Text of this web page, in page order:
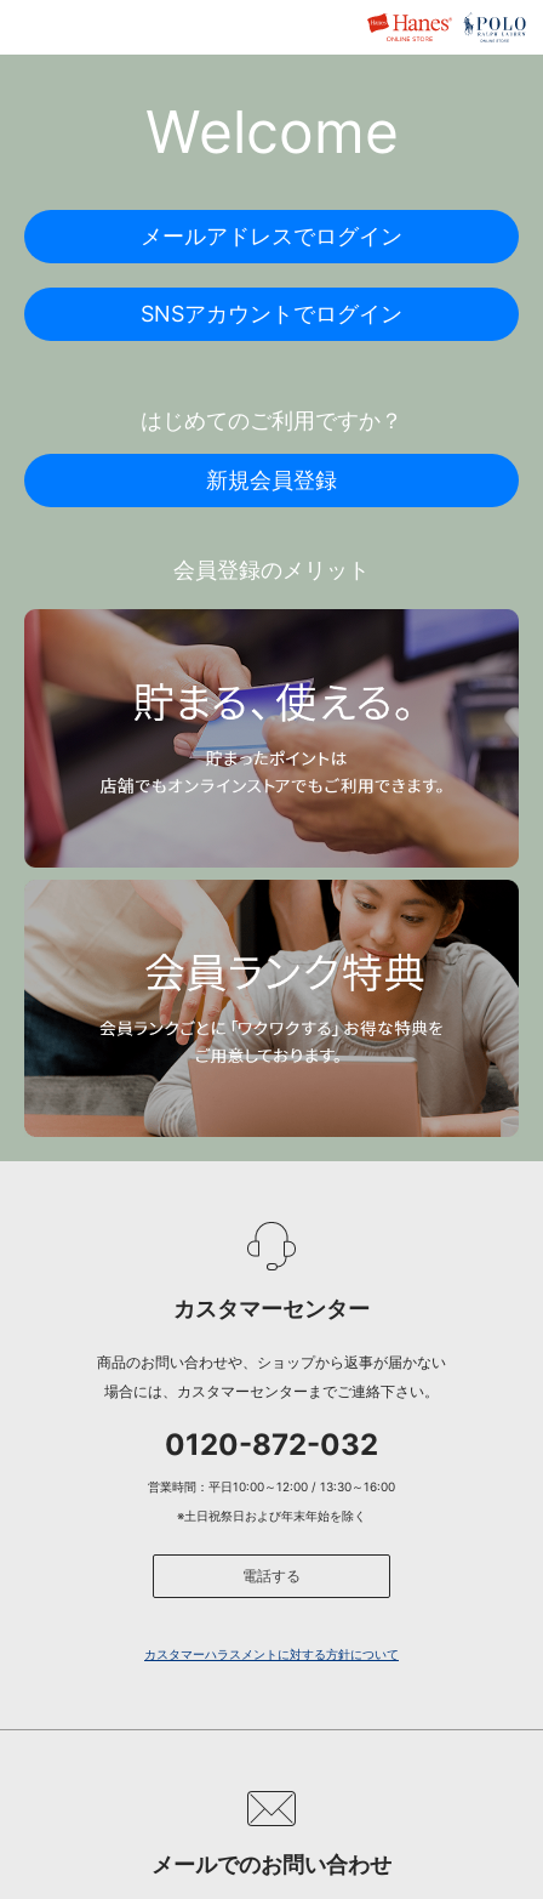
Welcome
メールアドレスでログイン
SNSアカウントでログイン
はじめてのご利用ですか？
新規会員登録
会員登録のメリット
カスタマーセンター
商品のお問い合わせや、ショップから返事が届かない
場合には、カスタマーセンターまでご連絡下さい。
0120-872-032
営業時間：平日10:00～12:00 / 13:30～16:00
※土日祝祭日および年末年始を除く
電話する
カスタマーハラスメントに対する方針について
メールでのお問い合わせ